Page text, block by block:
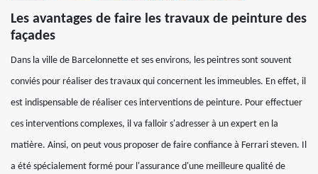
Les avantages de faire les travaux de peinture des
façades
Dans la ville de Barcelonnette et ses environs, les peintres sont souvent
conviés pour réaliser des travaux qui concernent les immeubles. En effet, il
est indispensable de réaliser ces interventions de peinture. Pour effectuer
ces interventions complexes, il va falloir s'adresser à un expert en la
matière. Ainsi, on peut vous proposer de faire confiance à Ferrari steven. Il
a été spécialement formé pour l'assurance d'une meilleure qualité de